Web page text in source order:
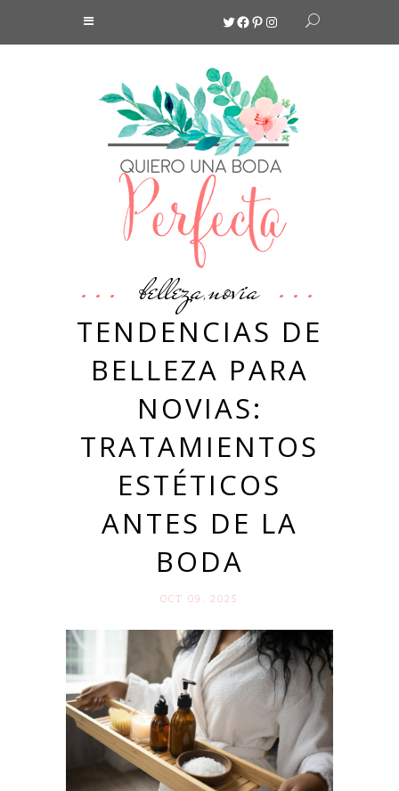
Twitter
Facebook
Pinterest
Instagram
belleza,novia
TENDENCIAS DE
BELLEZA PARA
NOVIAS:
TRATAMIENTOS
ESTÉTICOS
ANTES DE LA
BODA
OCT 09. 2025